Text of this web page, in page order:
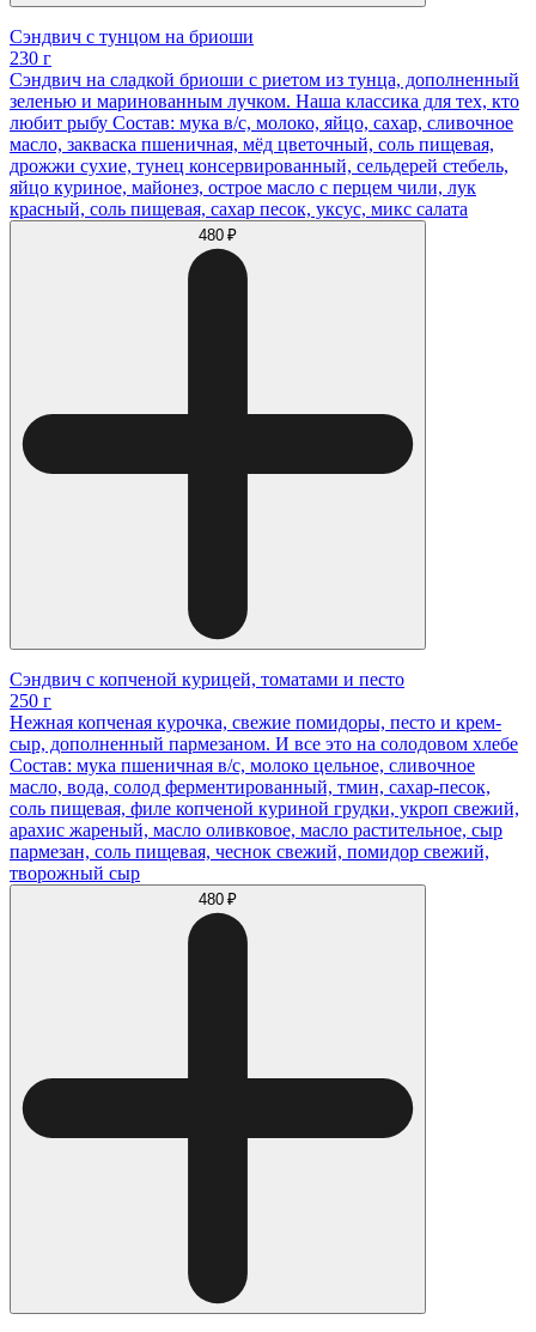
Сэндвич с тунцом на бриоши
230 г
Сэндвич на сладкой бриоши с риетом из тунца, дополненный
зеленью и маринованным лучком. Наша классика для тех, кто
любит рыбу Состав: мука в/с, молоко, яйцо, сахар, сливочное
масло, закваска пшеничная, мёд цветочный, соль пищевая,
дрожжи сухие, тунец консервированный, сельдерей стебель,
яйцо куриное, майонез, острое масло с перцем чили, лук
красный, соль пищевая, сахар песок, уксус, микс салата
480 ₽
Сэндвич с копченой курицей, томатами и песто
250 г
Нежная копченая курочка, свежие помидоры, песто и крем-
сыр, дополненный пармезаном. И все это на солодовом хлебе
Состав: мука пшеничная в/с, молоко цельное, сливочное
масло, вода, солод ферментированный, тмин, сахар-песок,
соль пищевая, филе копченой куриной грудки, укроп свежий,
арахис жареный, масло оливковое, масло растительное, сыр
пармезан, соль пищевая, чеснок свежий, помидор свежий,
творожный сыр
480 ₽